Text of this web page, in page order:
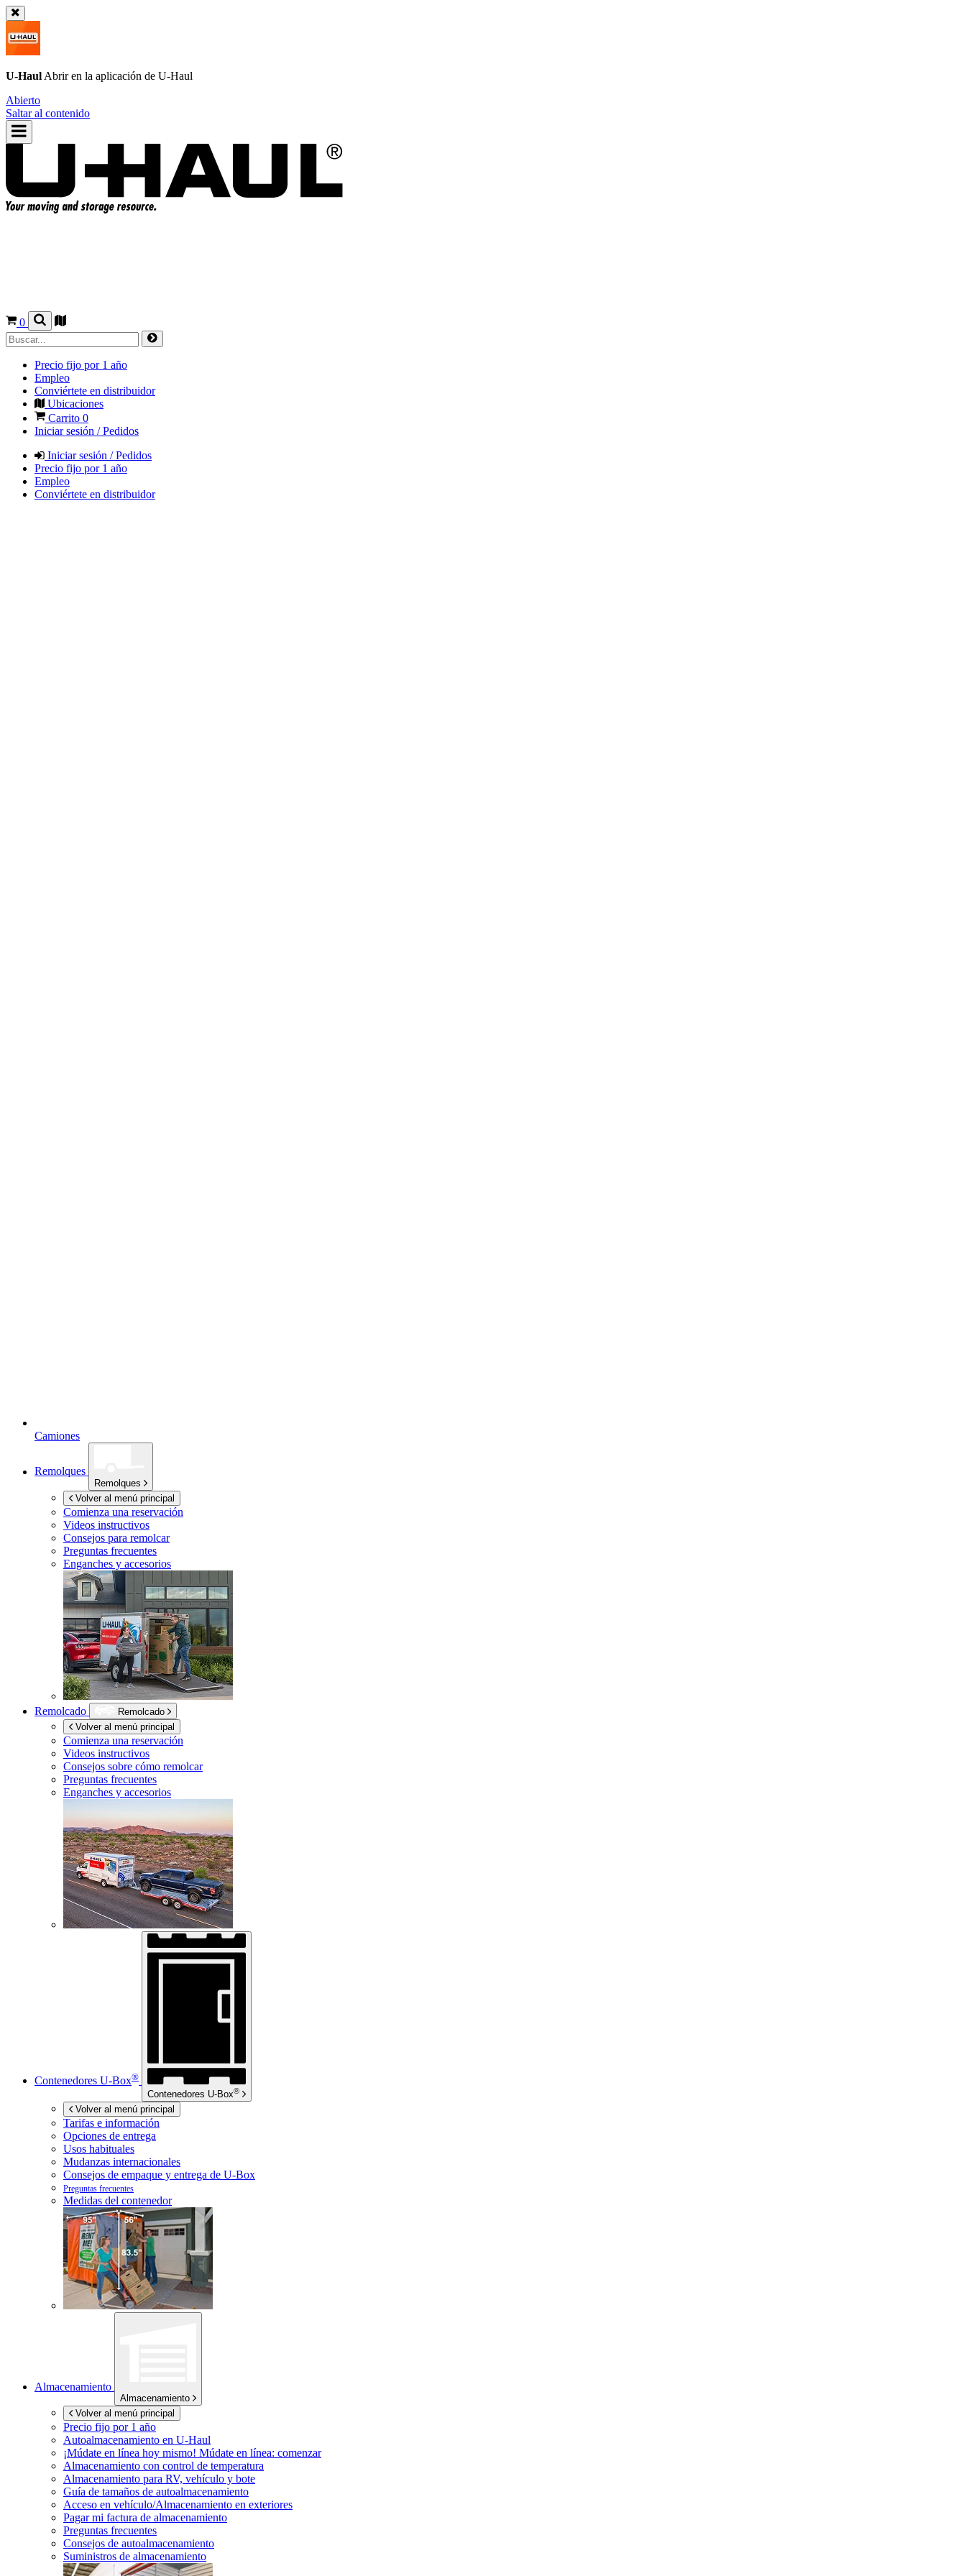
U-Haul Abrir en la aplicación de U-Haul
Abierto
Saltar al contenido
0
Precio fijo por 1 año
Empleo
Conviértete en distribuidor
Ubicaciones
Carrito 0
Iniciar sesión / Pedidos
Iniciar sesión / Pedidos
Precio fijo por 1 año
Empleo
Conviértete en distribuidor
Camiones
Remolques
Remolques
Volver al menú principal
Comienza una reservación
Videos instructivos
Consejos para remolcar
Preguntas frecuentes
Enganches y accesorios
Remolcado
Remolcado
Volver al menú principal
Comienza una reservación
Videos instructivos
Consejos sobre cómo remolcar
Preguntas frecuentes
Enganches y accesorios
Contenedores U-Box®
Contenedores U-Box®
Volver al menú principal
Tarifas e información
Opciones de entrega
Usos habituales
Mudanzas internacionales
Consejos de empaque y entrega de U-Box
Preguntas frecuentes
Medidas del contenedor
Almacenamiento
Almacenamiento
Volver al menú principal
Precio fijo por 1 año
Autoalmacenamiento en U-Haul
¡Múdate en línea hoy mismo! Múdate en línea: comenzar
Almacenamiento con control de temperatura
Almacenamiento para RV, vehículo y bote
Guía de tamaños de autoalmacenamiento
Acceso en vehículo/Almacenamiento en exteriores
Pagar mi factura de almacenamiento
Preguntas frecuentes
Consejos de autoalmacenamiento
Suministros de almacenamiento